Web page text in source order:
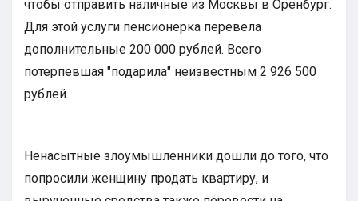
чтобы отправить наличные из Москвы в Оренбург.
Для этой услуги пенсионерка перевела
дополнительные 200 000 рублей. Всего
потерпевшая "подарила" неизвестным 2 926 500
рублей.
Ненасытные злоумышленники дошли до того, что
попросили женщину продать квартиру, и